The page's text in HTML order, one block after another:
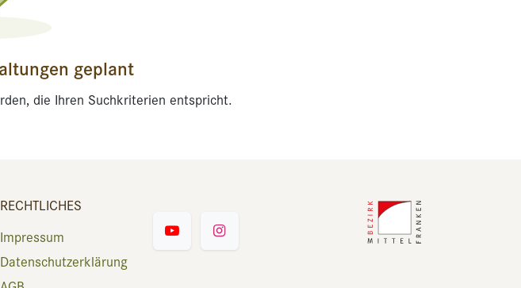
geplant
die Ihren Suchkriterien entspricht.
RECHTLICHES
Impressum
Datenschutzerklärung